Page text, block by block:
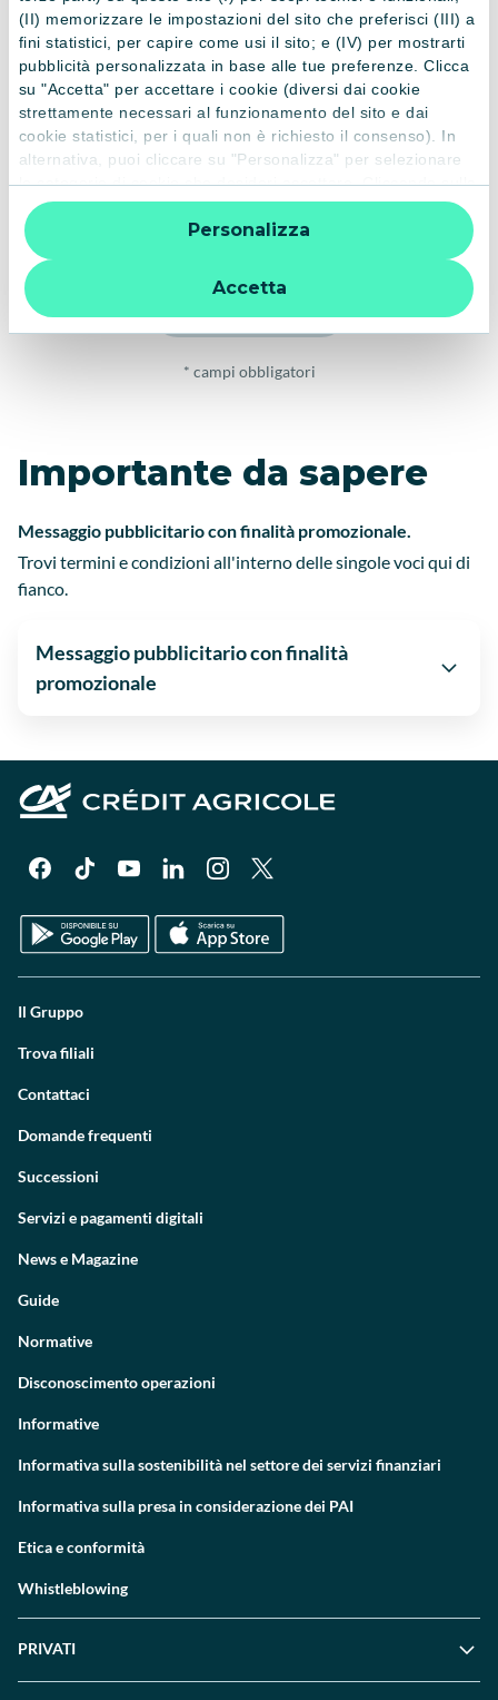
(II) memorizzare le impostazioni del sito che preferisci (III) a
fini statistici, per capire come usi il sito; e (IV) per mostrarti
pubblicità personalizzata in base alle tue preferenze. Clicca
su "Accetta" per accettare i cookie (diversi dai cookie
strettamente necessari al funzionamento del sito e dai
cookie statistici, per i quali non è richiesto il consenso). In
alternativa, puoi cliccare su "Personalizza" per selezionare
le categorie di cookie che desideri accettare. Cliccando sulla
“X” le impostazioni predefinite vengono lasciate invariate e
quindi la navigazione può continuare senza cookie o altri
strumenti di tracciamento diversi da quelli tecnici. Per
ulteriori informazioni:
informativa privacy
Accetta
Personalizza
Email*
Oggetto della richiesta
Dichiaro di aver letto e compreso la presente
* campi obbligatori
Importante da sapere
Messaggio pubblicitario con finalità promozionale.
Trovi termini e condizioni all'interno delle singole voci qui di
fianco.
Messaggio pubblicitario con finalità
promozionale
Il Gruppo
Trova filiali
Contattaci
Domande frequenti
Successioni
Servizi e pagamenti digitali
News e Magazine
Guide
Normative
Disconoscimento operazioni
Informative
Informativa sulla sostenibilità nel settore dei servizi finanziari
Informativa sulla presa in considerazione dei PAI
Etica e conformità
Whistleblowing
PRIVATI